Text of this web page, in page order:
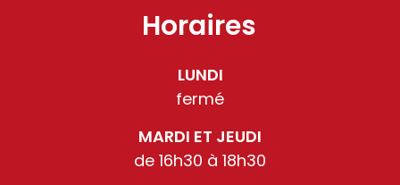
Horaires
LUNDI
fermé
MARDI ET JEUDI
de 16h30 à 18h30